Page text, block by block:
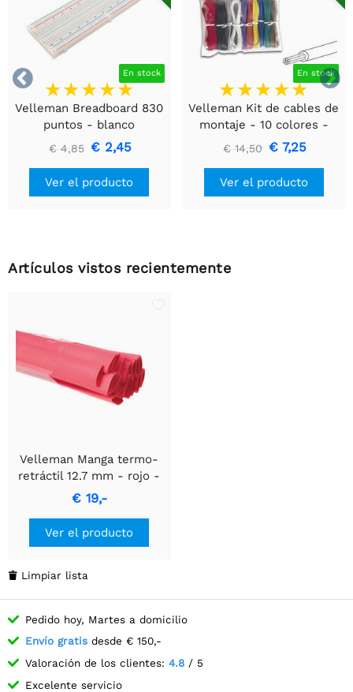

 En stock
Velleman Breadboard 830
puntos - blanco
€ 4,85 € 2,45
Ver el producto
En stock
Velleman Kit de cables de
montaje - 10 colores -
60m - multinúcleo
€ 14,50 € 7,25
Ver el producto
Artículos vistos recientemente
Velleman Manga termo-
retráctil 12.7 mm - rojo -
25 unidades
€ 19,-
Ver el producto
 Limpiar lista
Pedido hoy, Martes a domicilio
Envío gratis desde € 150,-
Valoración de los clientes: 4.8 / 5
Excelente servicio